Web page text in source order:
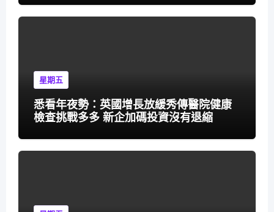
星期五
悉看年夜勢：英國增長放緩秀傳醫院健康
檢查挑戰多多 新企加碼投資沒有退縮